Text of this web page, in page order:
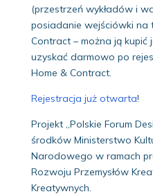
(przestrzeń wykładów i
posiadanie wejściówki
Contract – można ją kupić
uzyskać darmowo po
Home & Contract.
Rejestracja już otwarta!
Projekt „Polskie Forum
środków Ministerstwo
Narodowego w ramach
Rozwoju Przemysłów
Kreatywnych.